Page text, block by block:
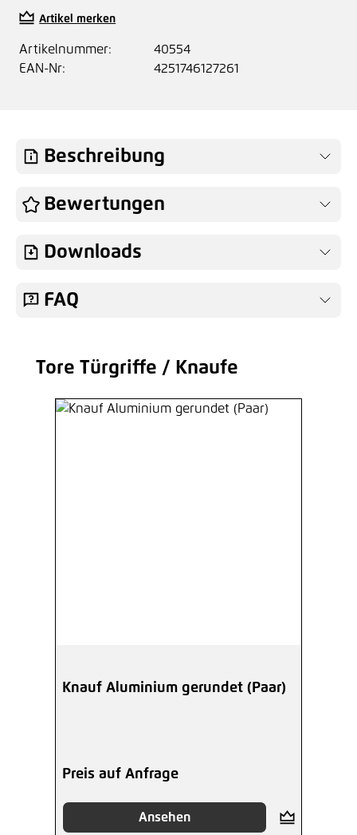
Artikel merken
Artikelnummer:
40554
EAN-Nr:
4251746127261
Beschreibung
Bewertungen
Downloads
FAQ
Produktgalerie überspringen
Tore Türgriffe / Knaufe
Knauf Aluminium gerundet (Paar)
Preis auf Anfrage
Ansehen